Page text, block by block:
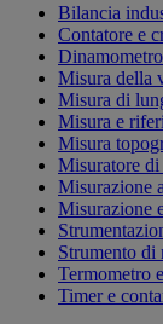
Bilancia
Contatore e
Dinamometro
Misura della
Misura di
Misura e
Misura
Misuratore di
Misurazione
Misurazione
Strumento di
Termometro
Timer e